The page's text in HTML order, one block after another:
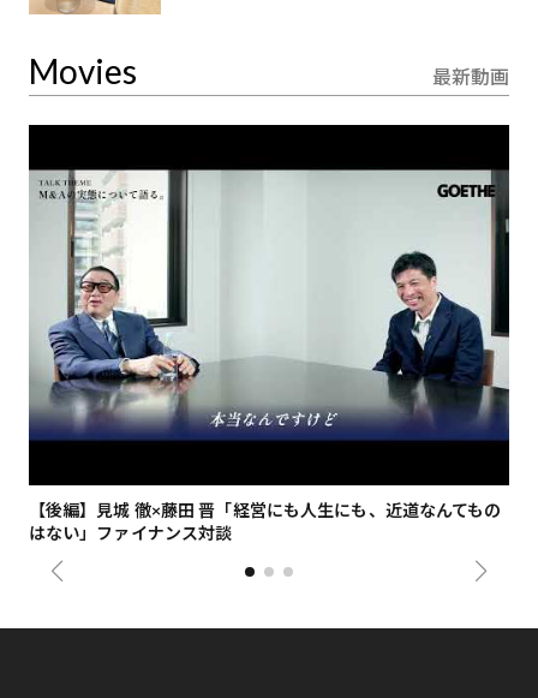
Movies 最新動画
【後編】見城 徹×藤田 晋「経営にも人生にも、近道なんてもの
はない」ファイナンス対談